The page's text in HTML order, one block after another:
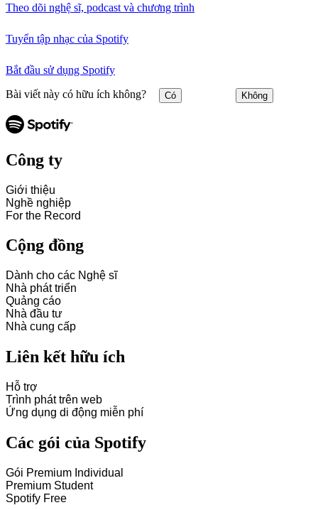
Theo dõi nghệ sĩ, podcast và chương trình
Tuyển tập nhạc của Spotify
Bắt đầu sử dụng Spotify
Bài viết này có hữu ích không? Có Không
Công ty
Giới thiệu
Nghề nghiệp
For the Record
Cộng đồng
Dành cho các Nghệ sĩ
Nhà phát triển
Quảng cáo
Nhà đầu tư
Nhà cung cấp
Liên kết hữu ích
Hỗ trợ
Trình phát trên web
Ứng dụng di động miễn phí
Các gói của Spotify
Gói Premium Individual
Premium Student
Spotify Free